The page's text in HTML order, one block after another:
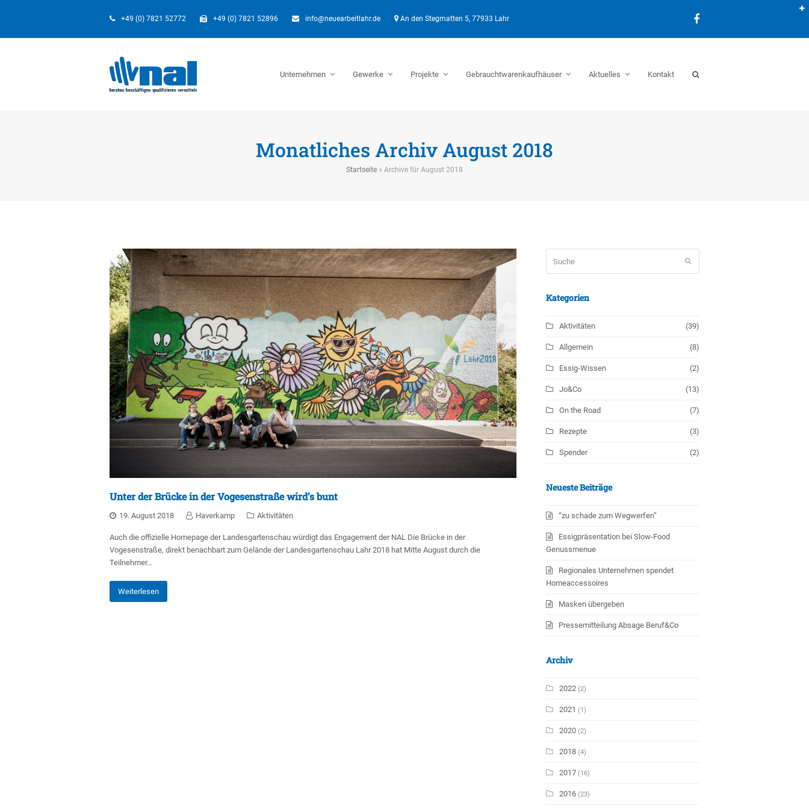
+49 (0) 7821 52772 +49 (0) 7821 52896 info@neuearbeitlahr.de An den Stegmatten 5, 77933 Lahr
Unternehmen Gewerke Projekte Gebrauchtwarenkaufhäuser Aktuelles Kontakt
Monatliches Archiv August 2018
Startseite » Archive für August 2018
Unter der Brücke in der Vogesenstraße wird’s bunt
19. August 2018 Haverkamp Aktivitäten
Auch die offizielle Homepage der Landesgartenschau würdigt das Engagement der NAL Die Brücke in der
Vogesenstraße, direkt benachbart zum Gelände der Landesgartenschau Lahr 2018 hat Mitte August durch die
Teilnehmer…
Weiterlesen
Kategorien
Aktivitäten (39)
Allgemein (8)
Essig-Wissen (2)
Jo&Co (13)
On the Road (7)
Rezepte (3)
Spender (2)
Neueste Beiträge
“zu schade zum Wegwerfen”
Essigpräsentation bei Slow-Food
Genussmenue
Regionales Unternehmen spendet
Homeaccessoires
Masken übergeben
Pressemitteilung Absage Beruf&Co
Archiv
2022(2)
2021(1)
2020(2)
2018(4)
2017(16)
2016(23)